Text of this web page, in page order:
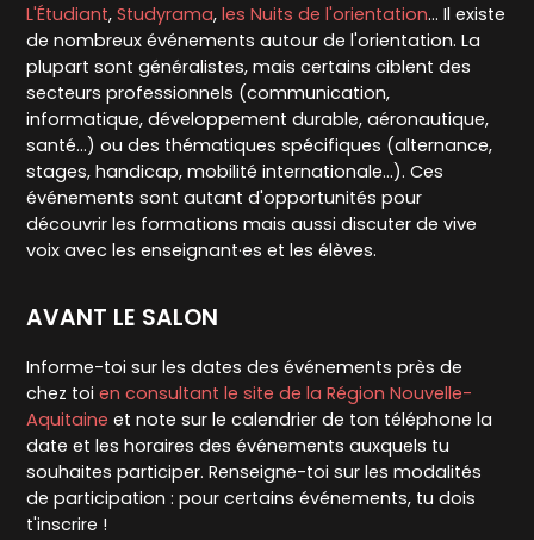
L'Étudiant,Studyrama,les Nuits de l'orientation... Il existe
de nombreux événements autour de l'orientation. La
plupart sont généralistes, mais certains ciblent des
secteurs professionnels (communication,
informatique, développement durable, aéronautique,
santé…) ou des thématiques spécifiques (alternance,
stages, handicap, mobilité internationale…). Ces
événements sont autant d'opportunités pour
découvrir les formations mais aussi discuter de vive
voix avec les enseignant·es et les élèves.
AVANT LE SALON
Informe-toi sur les dates des événements près de
chez toien consultant le site de la Région Nouvelle-
Aquitaine et note sur le calendrier de ton téléphone la
date et les horaires des événements auxquels tu
souhaites participer. Renseigne-toi sur les modalités
de participation : pour certains événements, tu dois
t'inscrire !